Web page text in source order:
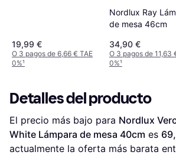
19,99 €
O 3 pagos de 6,66 € TAE
0%¹
Nordlux Ray
de mesa 46cm
34,90 €
O 3 pagos de 11,63
0%¹
Detalles del producto
El precio más bajo para Nordlux
White Lámpara de mesa 40cm es
actualmente la oferta más barata